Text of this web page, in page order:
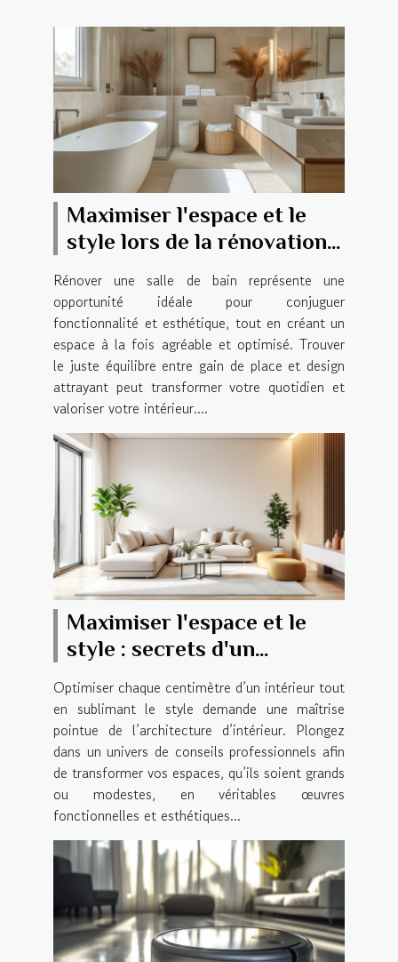
Maximiser l'espace et le
style lors de la rénovation
de votre salle de bain
Rénover une salle de bain représente une
opportunité idéale pour conjuguer
fonctionnalité et esthétique, tout en créant un
espace à la fois agréable et optimisé. Trouver
le juste équilibre entre gain de place et design
attrayant peut transformer votre quotidien et
valoriser votre intérieur....
Maximiser l'espace et le
style : secrets d'un
architecte d'intérieur
Optimiser chaque centimètre d’un intérieur tout
en sublimant le style demande une maîtrise
pointue de l’architecture d’intérieur. Plongez
dans un univers de conseils professionnels afin
de transformer vos espaces, qu’ils soient grands
ou modestes, en véritables œuvres
fonctionnelles et esthétiques...